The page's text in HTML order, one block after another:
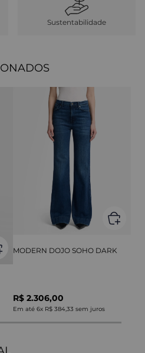
Sustentabilidade
MODERN DOJO SOHO DARK
R$ 2.306,00
Em até 6x R$ 384,33 sem juros